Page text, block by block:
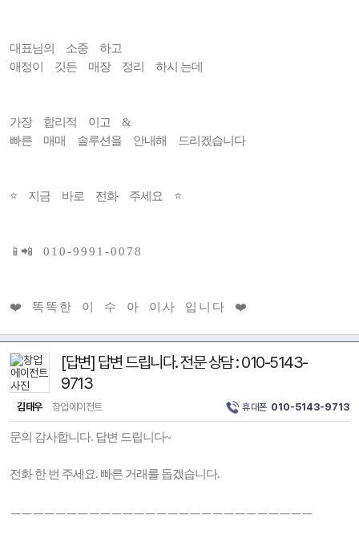
대표님의 소중 하고
애정이 깃든 매장 정리 하시 는데
가장 합리적 이고 &
빠른 매매 솔루션을 안내해 드리겠습니다
⭐ 지금 바로 전화 주세요 ⭐
📱📲 0 1 0 - 9 9 9 1 - 0 0 7 8
❤️ 똑 똑 한 이 수 아 이 사 입 니 다 ❤️
[답변] 답변 드립니다. 전문 상담 : 010-5143-
9713
김태우 창업에이전트 휴대폰 010-5143-9713
문의 감사합니다. 답변 드립니다~
전화 한 번 주세요. 빠른 거래를 돕겠습니다.
ㅡㅡㅡㅡㅡㅡㅡㅡㅡㅡㅡㅡㅡㅡㅡㅡㅡㅡㅡㅡㅡㅡㅡㅡㅡㅡㅡ